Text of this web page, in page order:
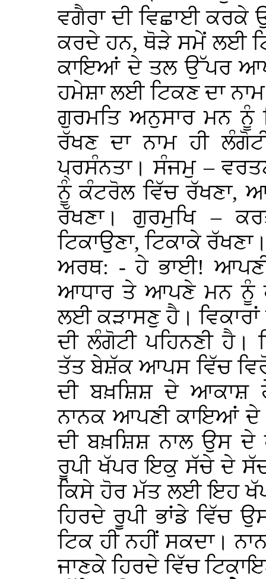
ਵਗੈਰਾ ਦੀ ਵਿਛਾਈ ਕਰਕੇ
ਕਰਦੇ ਹਨ, ਥੋੜੇ ਸਮੇਂ ਲਈ
ਕਾਇਆਂ ਦੇ ਤਲ ਉੱਪਰ
ਹਮੇਸ਼ਾ ਲਈ ਟਿਕਣ ਦਾ
ਗੁਰਮਤਿ ਅਨੁਸਾਰ ਮਨ ਨੂੰ
ਰੱਖਣ ਦਾ ਨਾਮ ਹੀ
ਪ੍ਰਸੰਨਤਾ। ਸੰਜਮੁ –
ਨੂੰ ਕੰਟਰੋਲ ਵਿੱਚ ਰੱਖਣਾ,
ਰੱਖਣਾ। ਗੁਰਮੁਖਿ –
ਟਿਕਾਉਣਾ, ਟਿਕਾਕੇ
ਅਰਥ: - ਹੇ ਭਾਈ!
ਆਧਾਰ ਤੇ ਆਪਣੇ ਮਨ ਨੂੰ
ਲਈ ਕੜਾਸਣੁ ਹੈ।
ਦੀ ਲੰਗੋਟੀ ਪਹਿਨਣੀ
ਤੱਤ ਬੇਸ਼ੱਕ ਆਪਸ ਵਿੱਚ
ਦੀ ਬਖ਼ਸ਼ਿਸ਼ ਦੇ
ਨਾਨਕ ਆਪਣੀ ਕਾਇਆਂ
ਦੀ ਬਖ਼ਸ਼ਿਸ਼ ਨਾਲ ਉਸ ਦੇ
ਰੂਪੀ ਖੱਪਰ ਇਕੁ ਸੱਚੇ ਦੇ ਸੱਚ
ਕਿਸੇ ਹੋਰ ਮੱਤ ਲਈ ਇਹ
ਹਿਰਦੇ ਰੂਪੀ ਭਾਂਡੇ ਵਿੱਚ
ਟਿਕ ਹੀ ਨਹੀਂ ਸਕਦਾ।
ਜਾਣਕੇ ਹਿਰਦੇ ਵਿੱਚ